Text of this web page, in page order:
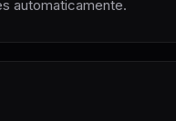
automaticamente.